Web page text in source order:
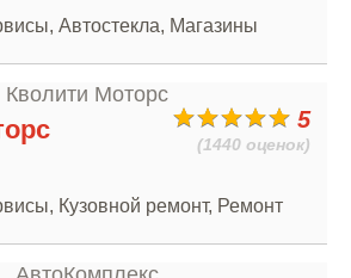
Автостекла, Магазины
5
(1440 оценок)
Кузовной ремонт, Ремонт